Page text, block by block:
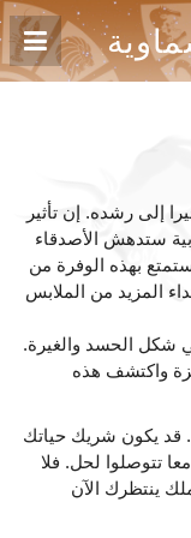
إلى رشده. إن تأثير
ستدهش الأصدقاء
بهذه الوفرة من
المزيد من الملابس
شكل الحسد والغيرة.
واكتشف هذه
قد يكون شريك حياتك
تتوصلوا لحل. فلا